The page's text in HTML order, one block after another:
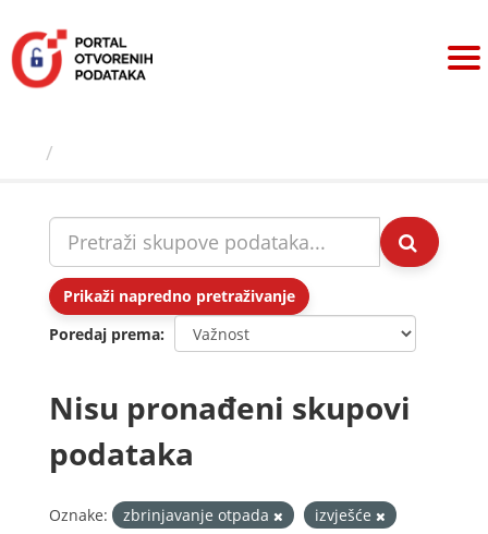
sadržaj
Prikaži napredno pretraživanje
Poredaj prema
Nisu pronađeni skupovi
podataka
Oznake: zbrinjavanje otpada
izvješće